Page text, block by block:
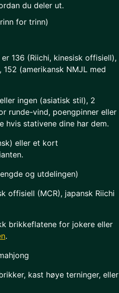
du deler ut.
for trinn)
136 (Riichi, kinesisk offisiell),
(amerikansk NMJL med
ingen (asiatisk stil), 2
runde-vind, poengpinner eller
hvis stativene dine har dem.
eller et kort
og utdelingen)
offisiell (MCR), japansk Riichi
brikkeflatene for jokere eller
.
kast høye terninger, eller